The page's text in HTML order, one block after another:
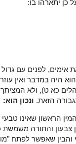
כן יתארהו בו:
אימים, לפנים עם גדול
היה במדבר ואין
כא ט), ולא
הזאת. ונכון הוא:
הראשון שאינו
צבעון והתורה
והבין שאפשר לפתח